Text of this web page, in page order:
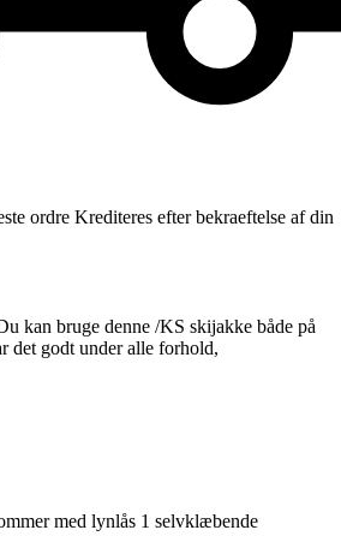
ordre Krediteres efter bekraeftelse af din
kan bruge denne /KS skijakke både på
det godt under alle forhold,
med lynlås 1 selvklæbende